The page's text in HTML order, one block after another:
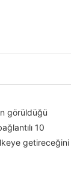
görüldüğü
10
getireceğini